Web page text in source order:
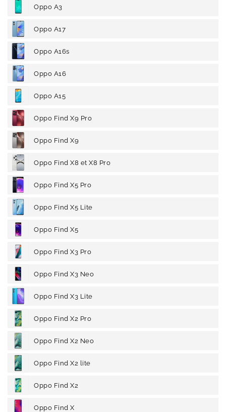
Oppo A3
Oppo A17
Oppo A16s
Oppo A16
Oppo A15
Oppo Find X9 Pro
Oppo Find X9
Oppo Find X8 et X8 Pro
Oppo Find X5 Pro
Oppo Find X5 Lite
Oppo Find X5
Oppo Find X3 Pro
Oppo Find X3 Neo
Oppo Find X3 Lite
Oppo Find X2 Pro
Oppo Find X2 Neo
Oppo Find X2 lite
Oppo Find X2
Oppo Find X